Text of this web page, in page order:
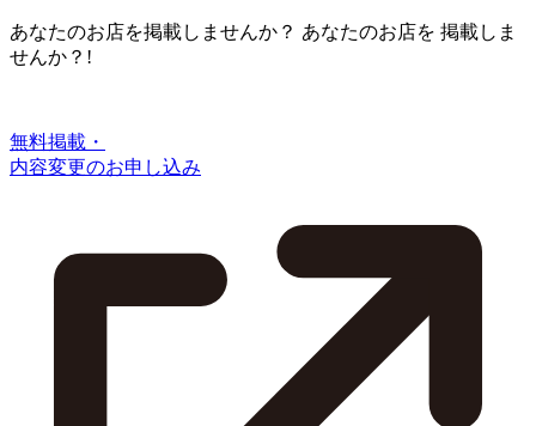
あなたのお店を掲載しませんか？ あなたのお店を 掲載しま
せんか？!
無料掲載・
内容変更のお申し込み